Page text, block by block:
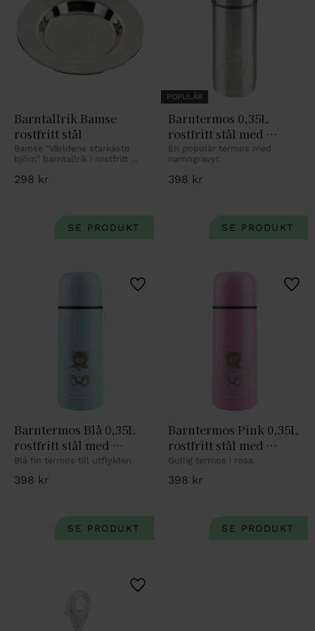
Barntallrik Bamse
rostfritt stål
Bamse "Världens starkaste
björn" barntallrik i rostfritt
298 kr
POPULÄR
Barntermos 0,35L
rostfritt stål med
nalledekor
En populär termos med
namngravyr.
398 kr
Barntermos Blå 0,35L
rostfritt stål med
nalledekor
Blå fin termos till utflykten.
398 kr
Lägg till i favoriter
Barntermos Pink 0,35L
rostfritt stål med
nalledekor
Gullig termos i rosa.
398 kr
Lägg till i favoriter